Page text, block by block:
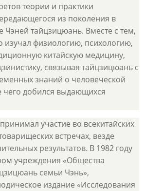
теории и практики
из поколения в
Чэней тайцзицюань. Вместе с тем,
изучал физиологию, психологию,
китайскую медицину,
связывая тайцзицюань с
знаний о человеческой
чего добился выдающихся
участие во всекитайских
встречах, везде
результатов. В 1982 году
учреждения «Общества
семьи Чэнь»,
издание «Исследования